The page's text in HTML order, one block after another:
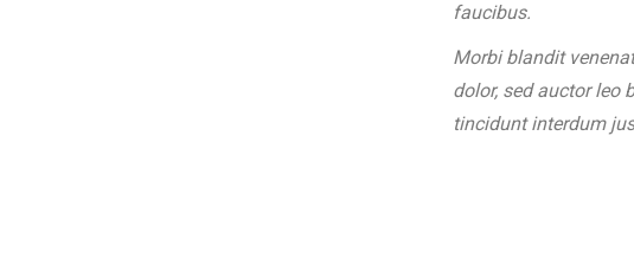
faucibus.
Morbi blandit
dolor, sed auctor leo
tincidunt interdum